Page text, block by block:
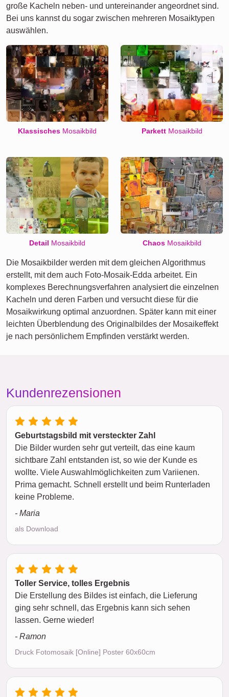
große Kacheln neben- und untereinander angeordnet sind.
Bei uns kannst du sogar zwischen mehreren Mosaiktypen
auswählen.
Klassisches Mosaikbild ParkettMosaikbild
Detail Mosaikbild ChaosMosaikbild
Die Mosaikbilder werden mit dem gleichen Algorithmus
erstellt, mit dem auch Foto-Mosaik-Edda arbeitet. Ein
komplexes Berechnungsverfahren analysiert die einzelnen
Kacheln und deren Farben und versucht diese für die
Mosaikwirkung optimal anzuordnen. Später kann mit einer
leichten Überblendung des Originalbildes der Mosaikeffekt
je nach persönlichem Empfinden verstärkt werden.
Kundenrezensionen
Geburtstagsbild mit versteckter Zahl
Die Bilder wurden sehr gut verteilt, das eine kaum
sichtbare Zahl entstanden ist, so wie der Kunde es
wollte. Viele Auswahlmöglichkeiten zum Variienen.
Prima gemacht. Schnell erstellt und beim Runterladen
keine Probleme.
- Maria
als Download
Toller Service, tolles Ergebnis
Die Erstellung des Bildes ist einfach, die Lieferung
ging sehr schnell, das Ergebnis kann sich sehen
lassen. Gerne wieder!
- Ramon
Druck Fotomosaik [Online] Poster 60x60cm